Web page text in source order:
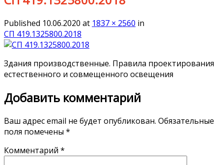
Published 10.06.2020 at 1837 × 2560 in
СП 419.1325800.2018
Здания производственные. Правила проектирования
естественного и совмещенного освещения
Добавить комментарий
Ваш адрес email не будет опубликован. Обязательные
поля помечены *
Комментарий *